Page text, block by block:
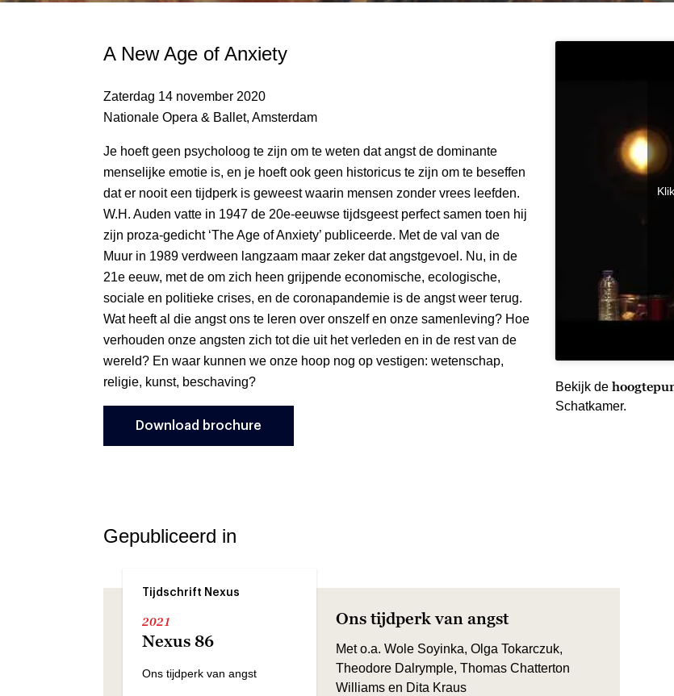
A New Age of Anxiety
Zaterdag 14 november 2020
Nationale Opera & Ballet, Amsterdam
Je hoeft geen psycholoog te zijn om te weten dat angst de dominante
menselijke emotie is, en je hoeft ook geen historicus te zijn om te beseffen
dat er nooit een tijdperk is geweest waarin mensen zonder vrees leefden.
W.H. Auden vatte in 1947 de 20e-eeuwse tijdsgeest perfect samen toen hij
zijn proza-gedicht ‘The Age of Anxiety’ publiceerde. Met de val van de
Muur in 1989 verdween langzaam maar zeker dat angstgevoel. Nu, in de
21e eeuw, met de om zich heen grijpende economische, ecologische,
sociale en politieke crises, en de coronapandemie is de angst weer terug.
Wat heeft al die angst ons te leren over onszelf en onze samenleving? Hoe
verhouden onze angsten zich tot die uit het verleden en in de rest van de
wereld? En waar kunnen we onze hoop nog op vestigen: wetenschap,
religie, kunst, beschaving?
Download brochure
Bekijk de
Schatkamer.
Gepubliceerd in
Tijdschrift Nexus
2021
Nexus 86
Ons tijdperk van angst
Ons tijdperk van angst
Met o.a. Wole Soyinka, Olga Tokarczuk,
Theodore Dalrymple, Thomas Chatterton
Williams en Dita Kraus